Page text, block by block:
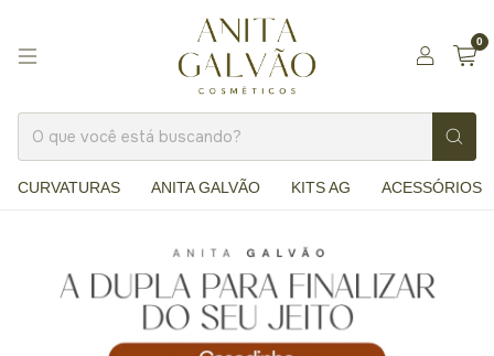
0
CURVATURAS ANITA GALVÃO KITS AG ACESSÓRIOS